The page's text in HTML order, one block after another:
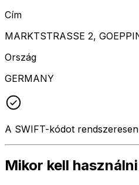
Cím
MARKTSTRASSE 2,
Ország
GERMANY
A SWIFT-kódot
Mikor kell